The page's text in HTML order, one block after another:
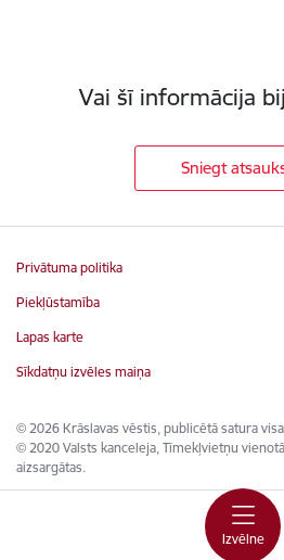
Izvēlne
Vai šī informācija
Sniegt
© 2026 Krāslavas vēstis, publicētā satura
© 2020 Valsts kanceleja, Tīmekļvietņu
aizsargātas.
Privātuma politika
Piekļūstamība
Lapas karte
Sīkdatņu izvēles maiņa